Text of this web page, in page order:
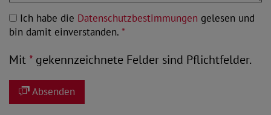
Ich habe die Datenschutzbestimmungen gelesen und
bin damit einverstanden. *
Mit*gekennzeichnete Felder sind Pflichtfelder.
Absenden